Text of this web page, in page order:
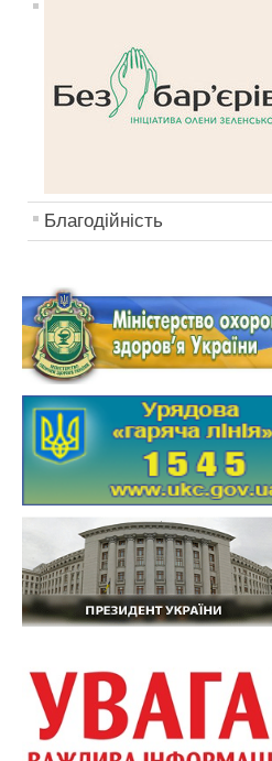
Благодійність